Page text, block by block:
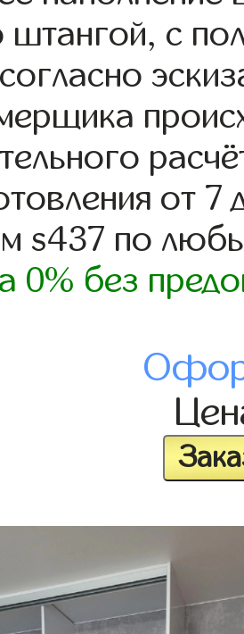
штангой, с
от 7
s437 по
0% без